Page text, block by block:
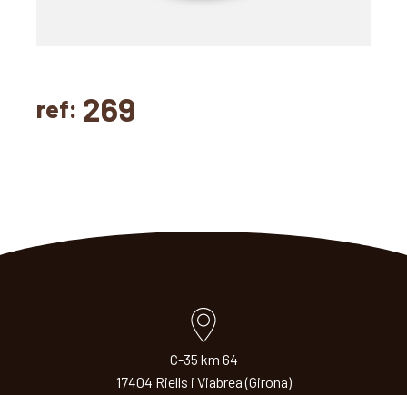
ref: 269
C-35 km 64
17404 Riells i Viabrea (Girona)